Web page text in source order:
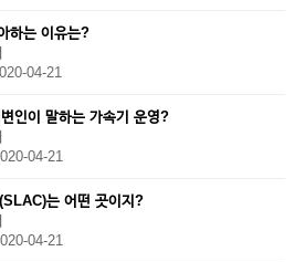
하는 이유는?
04-21
인이 말하는 가속기 운영?
04-21
는 어떤 곳이지?
04-21